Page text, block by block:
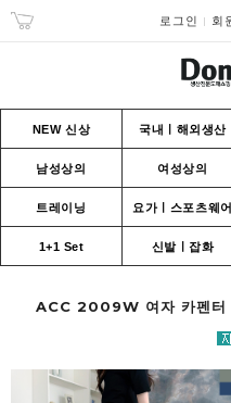
로그인 회
NEW 신상 국내ㅣ해외생산
남성상의 여성상의
트레이닝 요가ㅣ스포츠웨어
1+1 Set 신발ㅣ잡화
ACC 2009W 여자 카펜터